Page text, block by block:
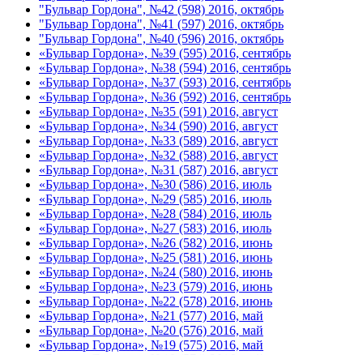
"Бульвар Гордона", №42 (598) 2016, октябрь
"Бульвар Гордона", №41 (597) 2016, октябрь
"Бульвар Гордона", №40 (596) 2016, октябрь
«Бульвар Гордона», №39 (595) 2016, сентябрь
«Бульвар Гордона», №38 (594) 2016, сентябрь
«Бульвар Гордона», №37 (593) 2016, сентябрь
«Бульвар Гордона», №36 (592) 2016, сентябрь
«Бульвар Гордона», №35 (591) 2016, август
«Бульвар Гордона», №34 (590) 2016, август
«Бульвар Гордона», №33 (589) 2016, август
«Бульвар Гордона», №32 (588) 2016, август
«Бульвар Гордона», №31 (587) 2016, август
«Бульвар Гордона», №30 (586) 2016, июль
«Бульвар Гордона», №29 (585) 2016, июль
«Бульвар Гордона», №28 (584) 2016, июль
«Бульвар Гордона», №27 (583) 2016, июль
«Бульвар Гордона», №26 (582) 2016, июнь
«Бульвар Гордона», №25 (581) 2016, июнь
«Бульвар Гордона», №24 (580) 2016, июнь
«Бульвар Гордона», №23 (579) 2016, июнь
«Бульвар Гордона», №22 (578) 2016, июнь
«Бульвар Гордона», №21 (577) 2016, май
«Бульвар Гордона», №20 (576) 2016, май
«Бульвар Гордона», №19 (575) 2016, май